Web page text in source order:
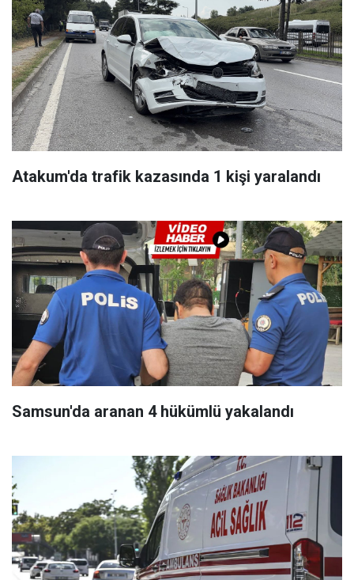
Atakum'da trafik kazasında 1 kişi yaralandı
Samsun'da aranan 4 hükümlü yakalandı